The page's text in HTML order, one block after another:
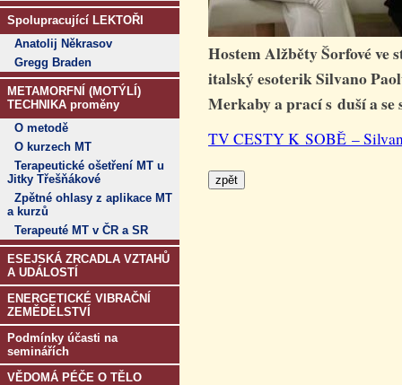
Spolupracující LEKTOŘI
Anatolij Někrasov
Gregg Braden
METAMORFNÍ (MOTÝLÍ)
TECHNIKA proměny
O metodě
O kurzech MT
Terapeutické ošetření MT u
Jitky Třešňákové
Zpětné ohlasy z aplikace MT
a kurzů
Terapeuté MT v ČR a SR
ESEJSKÁ ZRCADLA VZTAHŮ
A UDÁLOSTÍ
ENERGETICKÉ VIBRAČNÍ
ZEMĚDĚLSTVÍ
Podmínky účasti na
seminářích
VĚDOMÁ PÉČE O TĚLO
Hostem Alžběty Šorfové ve
italský esoterik Silvano
Merkaby a prací s duší a se
TV CESTY K SOBĚ –